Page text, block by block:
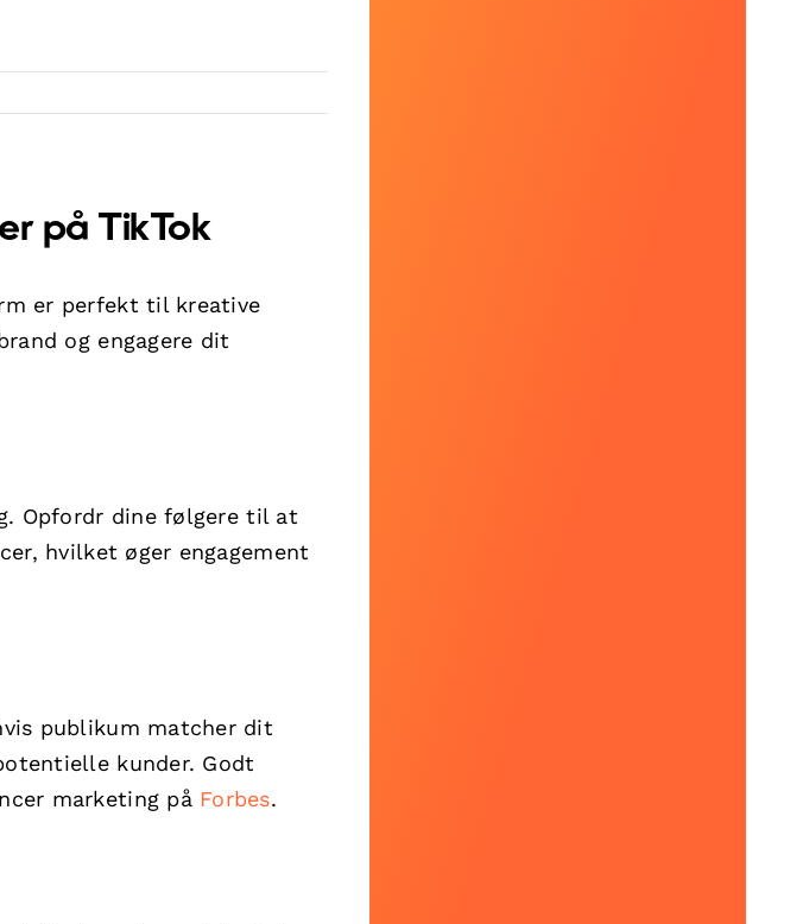
på TikTok
er perfekt til kreative
og engagere dit
Opfordr dine følgere til at
hvilket øger engagement
publikum matcher dit
kunder. Godt
marketing på Forbes.